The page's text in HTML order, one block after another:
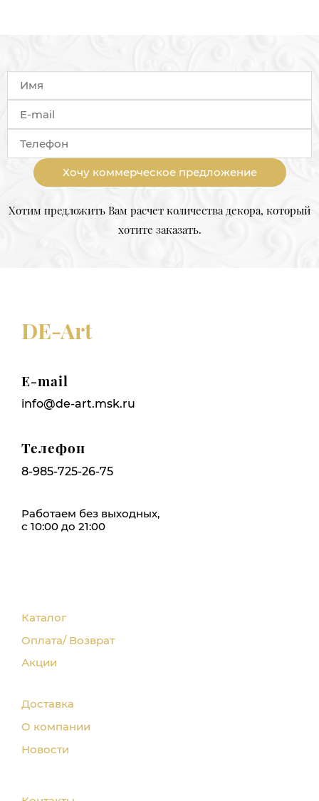
Хочу коммерческое предложение
Хотим предложить Вам расчет количества декора, который
хотите заказать.
DE-Art
E-mail
info@de-art.msk.ru
Телефон
8-985-725-26-75
Работаем без выходных,
с 10:00 до 21:00
Каталог
Оплата/ Возврат
Акции
Доставка
О компании
Новости